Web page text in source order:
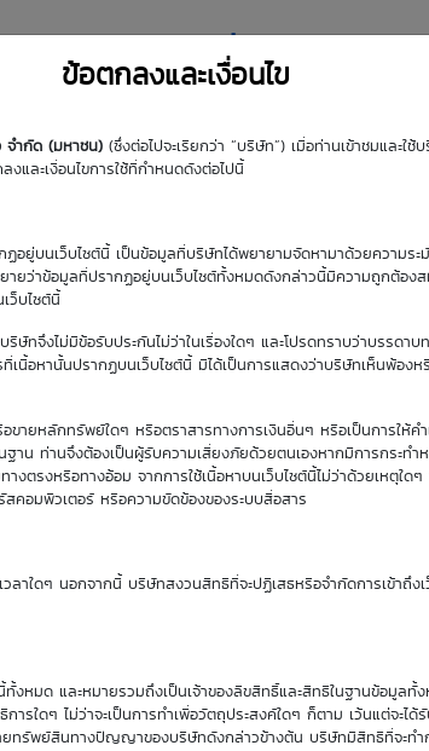
ข้อตกลงและเงื่อนไข
ำกัด (มหาชน) (ซึ่งต่อไปจะเรียกว่า “บริษัท”) เมื่อท่านเข้าชมและใ
และเงื่อนไขการใช้ที่กำหนดดังต่อไปนี้
อยู่บนเว็บไซต์นี้ เป็นข้อมูลที่บริษัทได้พยายามจัดหามาด้วยความร
ยว่าข้อมูลที่ปรากฏอยู่บนเว็บไซต์ทั้งหมดดังกล่าวนี้มีความถูกต้อง
ว็บไซต์นี้
จึงไม่มีข้อรับประกันไม่ว่าในเรื่องใดๆ และโปรดทราบว่าบรรดา
เนื้อหานั้นปรากฏบนเว็บไซต์นี้ มิได้เป็นการแสดงว่าบริษัทเห็นพ้อง
ขายหลักทรัพย์ใดๆ หรือตราสารทางการเงินอื่นๆ หรือเป็นการให้
าน ท่านจึงต้องเป็นผู้รับความเสี่ยงภัยด้วยตนเองหากมีการกระท
ตรงหรือทางอ้อม จากการใช้เนื้อหาบนเว็บไซต์นี้ไม่ว่าด้วยเหตุ
อมพิวเตอร์ หรือความขัดข้องของระบบสื่อสาร
าใดๆ นอกจากนี้ บริษัทสงวนสิทธิที่จะปฏิเสธหรือจำกัดการเข้าถึง
หมด และหมายรวมถึงเป็นเจ้าของลิขสิทธิ์และสิทธิในฐานข้อมูลทั้
รใดๆ ไม่ว่าจะเป็นการทำเพื่อวัตถุประสงค์ใดๆ ก็ตาม เว้นแต่จ
ทรัพย์สินทางปัญญาของบริษัทดังกล่าวข้างต้น บริษัทมีสิทธิที่จะทำ
DW มุมความรู้ DW Search
26)